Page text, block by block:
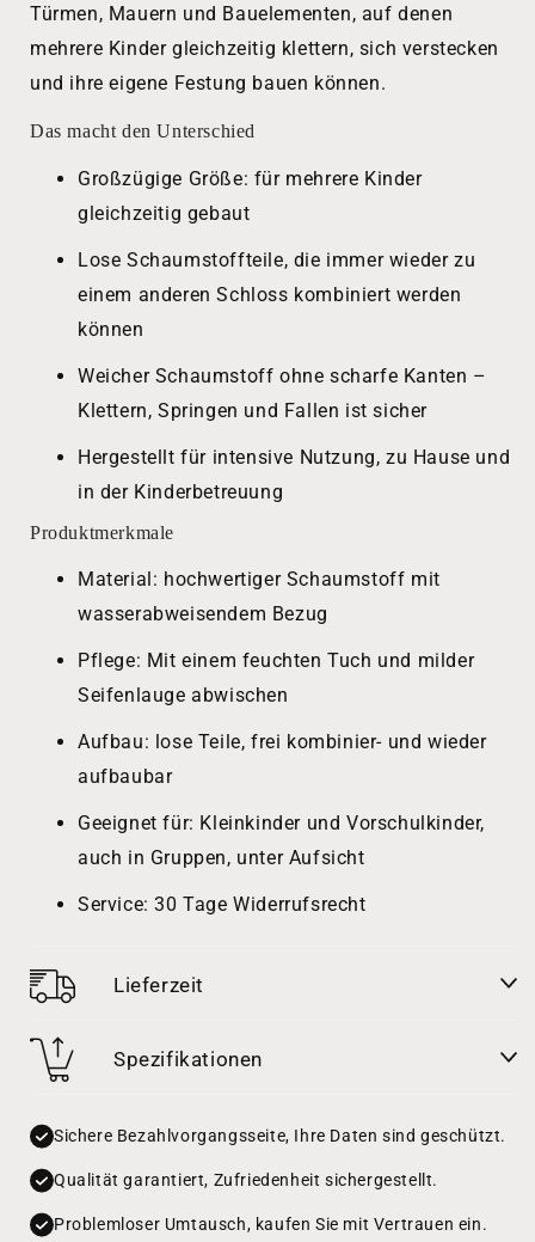
Türmen, Mauern und Bauelementen, auf denen
mehrere Kinder gleichzeitig klettern, sich verstecken
und ihre eigene Festung bauen können.
Das macht den Unterschied
Großzügige Größe: für mehrere Kinder
gleichzeitig gebaut
Lose Schaumstoffteile, die immer wieder zu
einem anderen Schloss kombiniert werden
können
Weicher Schaumstoff ohne scharfe Kanten –
Klettern, Springen und Fallen ist sicher
Hergestellt für intensive Nutzung, zu Hause und
in der Kinderbetreuung
Produktmerkmale
Material: hochwertiger Schaumstoff mit
wasserabweisendem Bezug
Pflege: Mit einem feuchten Tuch und milder
Seifenlauge abwischen
Aufbau: lose Teile, frei kombinier- und wieder
aufbaubar
Geeignet für: Kleinkinder und Vorschulkinder,
auch in Gruppen, unter Aufsicht
Service: 30 Tage Widerrufsrecht
Lieferzeit
Spezifikationen
Sichere Bezahlvorgangsseite, Ihre Daten sind geschützt.
Qualität garantiert, Zufriedenheit sichergestellt.
Problemloser Umtausch, kaufen Sie mit Vertrauen ein.